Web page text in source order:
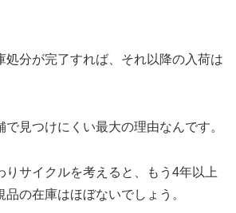
処分が完了すれば、それ以降の入荷は
で見つけにくい最大の理由なんです。
りサイクルを考えると、もう4年以上
の在庫はほぼないでしょう。